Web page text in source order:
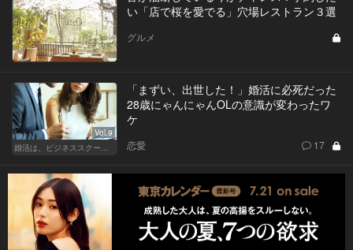
い「店で桜を愛でる」穴場レストラン３選
グルメ
Vol.9
婚活は、ビジネススクールで！？
「まずい、出世した！」婚活に必死だった
28歳にゃんにゃんOLの意識が変わったワ
ケ
恋愛 17